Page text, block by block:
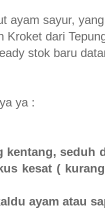
ayam sayur,
Kroket dari
stok baru
ya :
kentang, seduh
kesat (
ayam atau